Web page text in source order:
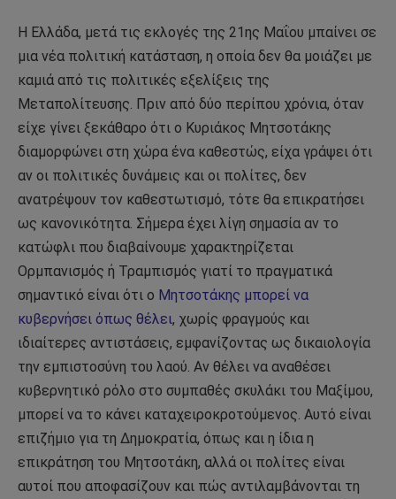
Η Ελλάδα, μετά τις εκλογές της 21ης Μαΐου μπαίνει σε
μια νέα πολιτική κατάσταση, η οποία δεν θα μοιάζει με
καμιά από τις πολιτικές εξελίξεις της
Μεταπολίτευσης. Πριν από δύο περίπου χρόνια, όταν
είχε γίνει ξεκάθαρο ότι ο Κυριάκος Μητσοτάκης
διαμορφώνει στη χώρα ένα καθεστώς, είχα γράψει ότι
αν οι πολιτικές δυνάμεις και οι πολίτες, δεν
ανατρέψουν τον καθεστωτισμό, τότε θα επικρατήσει
ως κανονικότητα. Σήμερα έχει λίγη σημασία αν το
κατώφλι που διαβαίνουμε χαρακτηρίζεται
Ορμπανισμός ή Τραμπισμός γιατί το πραγματικά
σημαντικό είναι ότι ο Μητσοτάκης μπορεί να
κυβερνήσει όπως θέλει, χωρίς φραγμούς και
ιδιαίτερες αντιστάσεις, εμφανίζοντας ως δικαιολογία
την εμπιστοσύνη του λαού. Αν θέλει να αναθέσει
κυβερνητικό ρόλο στο συμπαθές σκυλάκι του Μαξίμου,
μπορεί να το κάνει καταχειροκροτούμενος. Αυτό είναι
επιζήμιο για τη Δημοκρατία, όπως και η ίδια η
επικράτηση του Μητσοτάκη, αλλά οι πολίτες είναι
αυτοί που αποφασίζουν και πώς αντιλαμβάνονται τη